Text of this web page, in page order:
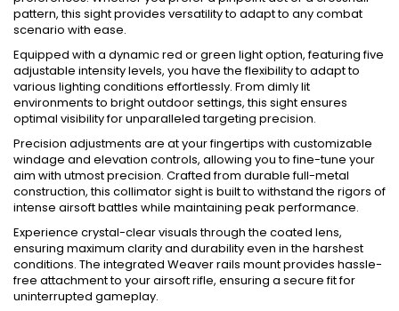
pattern, this sight provides versatility to adapt to any combat
scenario with ease.
Equipped with a dynamic red or green light option, featuring five
adjustable intensity levels, you have the flexibility to adapt to
various lighting conditions effortlessly. From dimly lit
environments to bright outdoor settings, this sight ensures
optimal visibility for unparalleled targeting precision.
Precision adjustments are at your fingertips with customizable
windage and elevation controls, allowing you to fine-tune your
aim with utmost precision. Crafted from durable full-metal
construction, this collimator sight is built to withstand the rigors of
intense airsoft battles while maintaining peak performance.
Experience crystal-clear visuals through the coated lens,
ensuring maximum clarity and durability even in the harshest
conditions. The integrated Weaver rails mount provides hassle-
free attachment to your airsoft rifle, ensuring a secure fit for
uninterrupted gameplay.